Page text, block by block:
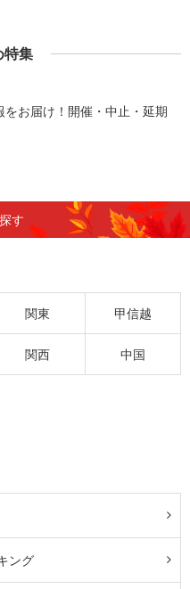
特集
お届け！開催・中止・延期
す
関東 甲信越
関西 中国
ング